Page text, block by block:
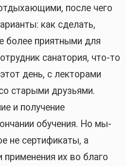
после чего
как сделать,
более приятными для
санатория, что-то
день, с лекторами
старыми друзьями.
и получение
обучения. Но мы-
не сертификаты, а
применения их во благо